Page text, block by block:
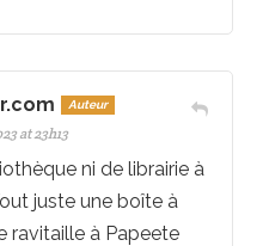
Auteur
at 23h13
ni de librairie à
juste une boîte à
ravitaille à Papeete